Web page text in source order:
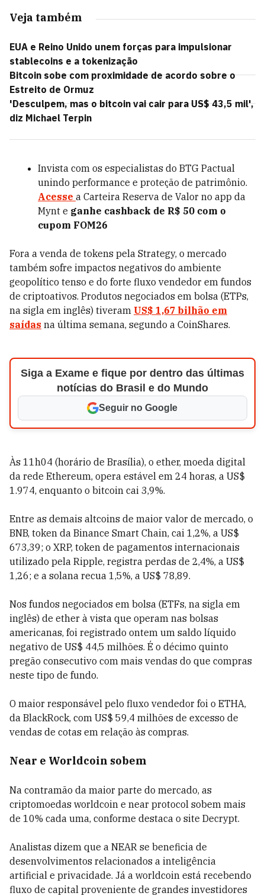
Veja também
EUA e Reino Unido unem forças para impulsionar
stablecoins e a tokenização
Bitcoin sobe com proximidade de acordo sobre o
Estreito de Ormuz
'Desculpem, mas o bitcoin vai cair para US$ 43,5 mil',
diz Michael Terpin
Invista com os especialistas do BTG Pactual
unindo performance e proteção de patrimônio.
Acesse a Carteira Reserva de Valor no app da
Mynt e ganhe cashback de R$ 50 com o
cupom FOM26
Fora a venda de tokens pela Strategy, o mercado
também sofre impactos negativos do ambiente
geopolítico tenso e do forte fluxo vendedor em fundos
de criptoativos. Produtos negociados em bolsa (ETPs,
na sigla em inglês) tiveram US$ 1,67 bilhão em
saídas na última semana, segundo a CoinShares.
Siga a Exame e fique por dentro das últimas
notícias do Brasil e do Mundo
Seguir no Google
Às 11h04 (horário de Brasília), o ether, moeda digital
da rede Ethereum, opera estável em 24 horas, a US$
1.974, enquanto o bitcoin cai 3,9%.
Entre as demais altcoins de maior valor de mercado, o
BNB, token da Binance Smart Chain, cai 1,2%, a US$
673,39; o XRP, token de pagamentos internacionais
utilizado pela Ripple, registra perdas de 2,4%, a US$
1,26; e a solana recua 1,5%, a US$ 78,89.
Nos fundos negociados em bolsa (ETFs, na sigla em
inglês) de ether à vista que operam nas bolsas
americanas, foi registrado ontem um saldo líquido
negativo de US$ 44,5 milhões. É o décimo quinto
pregão consecutivo com mais vendas do que compras
neste tipo de fundo.
O maior responsável pelo fluxo vendedor foi o ETHA,
da BlackRock, com US$ 59,4 milhões de excesso de
vendas de cotas em relação às compras.
Near e Worldcoin sobem
Na contramão da maior parte do mercado, as
criptomoedas worldcoin e near protocol sobem mais
de 10% cada uma, conforme destaca o site Decrypt.
Analistas dizem que a NEAR se beneficia de
desenvolvimentos relacionados a inteligência
artificial e privacidade. Já a worldcoin está recebendo
fluxo de capital proveniente de grandes investidores